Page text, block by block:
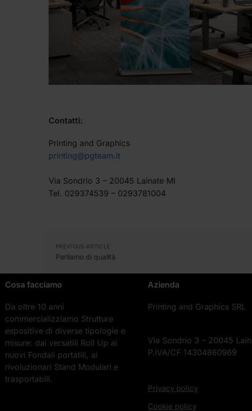
Contatti:
Printing and Graphics
printing@pgteam.it
Via Sondrio 3 – 20045 Lainate MI
Tel. 029374539 – 0293781004
PREVIOUS ARTICLE
Parliamo di qualità
Cosa facciamo
Da oltre 10 anni
commercializziamo Strutture
espositive di diverse tipologie e
misure: dai versatili Roll Up ai
nuovi Fondali portatili, ai
rivoluzionari Stand Modulari e
trasportabili.
Azienda
Printing and Graphics SRL
Via Sondrio 3 – 20045
P.IVA/CF 14304860969
Privacy policy
Cookie policy